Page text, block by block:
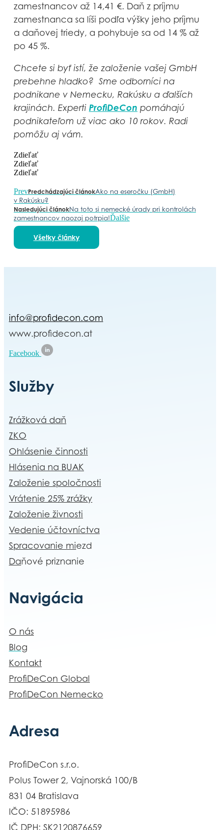
zamestnancov až 14,41 €. Daň z príjmu
zamestnanca sa líši podľa výšky jeho príjmu
a daňovej triedy, a pohybuje sa od 14 % až
po 45 %.
Chcete si byť istí, že založenie vašej GmbH
prebehne hladko? Sme odborníci na
podnikane v Nemecku, Rakúsku a ďalších
krajinách. Experti ProfiDeCon pomáhajú
podnikateľom už viac ako 10 rokov. Radi
pomôžu aj vám.
Zdieľať
Zdieľať
Zdieľať
PrevPredchádzajúci článokAko na eseročku (GmbH)
v Rakúsku?
Nasledujúci článokNa toto si nemecké úrady pri kontrolách
zamestnancov naozaj potrpia!Ďalšie
Všetky články
info@profidecon.com
www.profidecon.at
Facebook
Služby
Zrážková daň
ZKO
Ohlásenie činnosti
Hlásenia na BUAK
Založenie spoločnosti
Vrátenie 25% zrážky
Založenie živnosti
Vedenie účtovníctva
Spracovanie miezd
Daňové priznanie
Navigácia
O nás
Blog
Kontakt
ProfiDeCon Global
ProfiDeCon Nemecko
Adresa
ProfiDeCon s.r.o.
Polus Tower 2, Vajnorská 100/B
831 04 Bratislava
IČO: 51895986
IČ DPH: SK2120876659